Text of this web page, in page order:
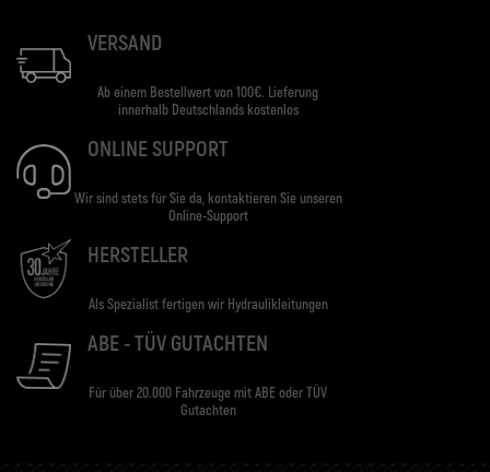
VERSAND
Ab einem Bestellwert von 100€. Lieferung
innerhalb Deutschlands kostenlos
ONLINE SUPPORT
Wir sind stets für Sie da, kontaktieren Sie unseren
Online-Support
HERSTELLER
Als Spezialist fertigen wir Hydraulikleitungen
ABE - TÜV GUTACHTEN
Für über 20.000 Fahrzeuge mit ABE oder TÜV
Gutachten